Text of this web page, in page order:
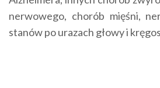
nerwowego, chorób mięśni,
stanów po urazach głowy i